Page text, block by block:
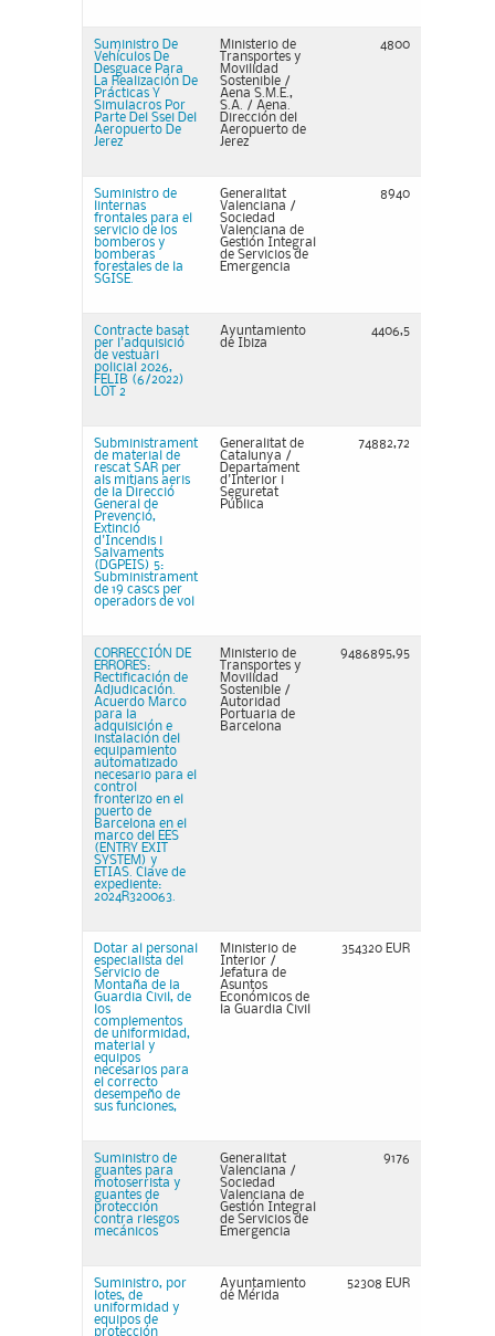
Suministro De
Vehículos De
Desguace Para
La Realización De
Prácticas Y
Simulacros Por
Parte Del Ssei Del
Aeropuerto De
Jerez
Ministerio de
Transportes y
Movilidad
Sostenible /
Aena S.M.E.,
S.A. / Aena.
Dirección del
Aeropuerto de
Jerez
4800
Suministro de
linternas
frontales para el
servicio de los
bomberos y
bomberas
forestales de la
SGISE.
Generalitat
Valenciana /
Sociedad
Valenciana de
Gestión Integral
de Servicios de
Emergencia
8940
Contracte basat
per l'adquisició
de vestuari
policial 2026,
FELIB (6/2022)
LOT 2
Ayuntamiento
de Ibiza
4406,5
Subministrament
de material de
rescat SAR per
als mitjans aeris
de la Direcció
General de
Prevenció,
Extinció
d'Incendis i
Salvaments
(DGPEIS) 5:
Subministrament
de 19 cascs per
operadors de vol
Generalitat de
Catalunya /
Departament
d'Interior i
Seguretat
Pública
74882,72
CORRECCIÓN DE
ERRORES:
Rectificación de
Adjudicación.
Acuerdo Marco
para la
adquisición e
instalación del
equipamiento
automatizado
necesario para el
control
fronterizo en el
puerto de
Barcelona en el
marco del EES
(ENTRY EXIT
SYSTEM) y
ETIAS. Clave de
expediente:
2024R320063.
Ministerio de
Transportes y
Movilidad
Sostenible /
Autoridad
Portuaria de
Barcelona
9486895,95
Dotar al personal
especialista del
Servicio de
Montaña de la
Guardia Civil, de
los
complementos
de uniformidad,
material y
equipos
necesarios para
el correcto
desempeño de
sus funciones,
Ministerio de
Interior /
Jefatura de
Asuntos
Económicos de
la Guardia Civil
354320 EUR
Suministro de
guantes para
motoserrista y
guantes de
protección
contra riesgos
mecánicos
Generalitat
Valenciana /
Sociedad
Valenciana de
Gestión Integral
de Servicios de
Emergencia
9176
Suministro, por
lotes, de
uniformidad y
equipos de
protección
Ayuntamiento
de Mérida
52308 EUR